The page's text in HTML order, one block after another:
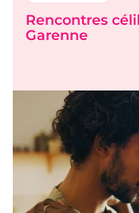
Rencontres
Garenne